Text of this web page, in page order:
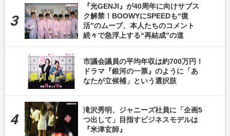
『光GENJI』が40周年に向けサブス
ク解禁！BOOWYにSPEEDも“復
活”のムーブ、本人たちのコメント
続々で急浮上する“再結成”の道
市議会議員の平均年収は約700万円！
ドラマ『銀河の一票』のように「あ
なたが立候補」という選択肢
滝沢秀明、ジャニーズ社員に「企画5
つ出して」目指すビジネスモデルは
『米津玄師』